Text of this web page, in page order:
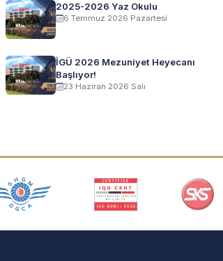
2025-2026 Yaz Okulu
6 Temmuz 2026 Pazartesi
İGÜ 2026 Mezuniyet Heyecanı
Başlıyor!
23 Haziran 2026 Salı